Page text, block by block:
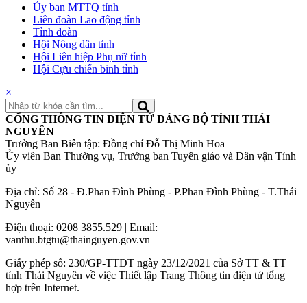
Ủy ban MTTQ tỉnh
Liên đoàn Lao động tỉnh
Tỉnh đoàn
Hội Nông dân tỉnh
Hội Liên hiệp Phụ nữ tỉnh
Hội Cựu chiến binh tỉnh
×
CỔNG THÔNG TIN ĐIỆN TỬ ĐẢNG BỘ TỈNH THÁI
NGUYÊN
Trưởng Ban Biên tập: Đồng chí Đỗ Thị Minh Hoa
Ủy viên Ban Thường vụ, Trưởng ban Tuyên giáo và Dân vận Tỉnh
ủy
Địa chỉ: Số 28 - Đ.Phan Đình Phùng - P.Phan Đình Phùng - T.Thái
Nguyên
Điện thoại: 0208 3855.529 | Email:
vanthu.btgtu@thainguyen.gov.vn
Giấy phép số: 230/GP-TTĐT ngày 23/12/2021 của Sở TT & TT
tỉnh Thái Nguyên về việc Thiết lập Trang Thông tin điện tử tổng
hợp trên Internet.